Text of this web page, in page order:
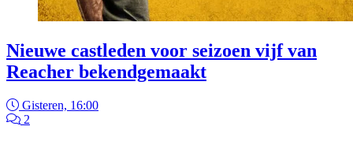
Nieuwe castleden voor seizoen vijf van
Reacher bekendgemaakt
Gisteren, 16:00
2